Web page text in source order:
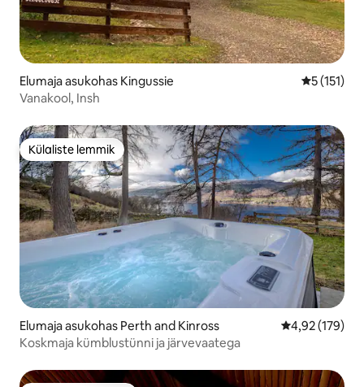
Elumaja asukohas Kingussie Keskmine
5 (151)
Vanakool, Insh
Külaliste lemmik
Külaliste lemmik
Elumaja asukohas Perth and Kinross Keskmine
4,92 (179)
Koskmaja kümblustünni ja järvevaatega